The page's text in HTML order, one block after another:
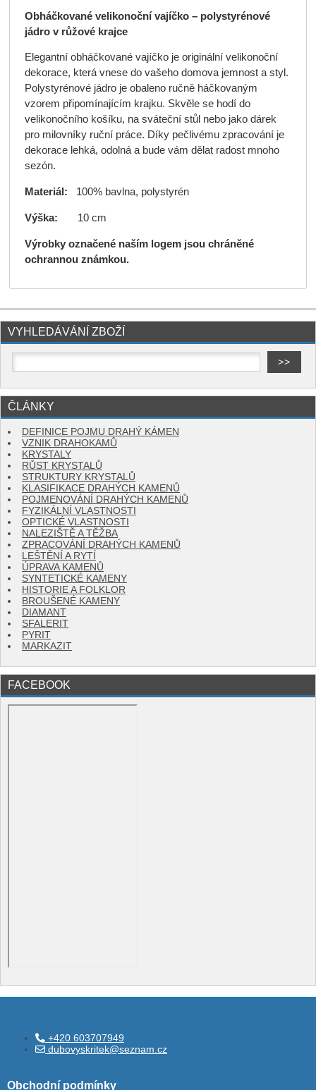
Obháčkované velikonoční vajíčko – polystyrénové
jádro v růžové krajce
Elegantní obháčkované vajíčko je originální velikonoční
dekorace, která vnese do vašeho domova jemnost a styl.
Polystyrénové jádro je obaleno ručně háčkovaným
vzorem připomínajícím krajku. Skvěle se hodí do
velikonočního košíku, na sváteční stůl nebo jako dárek
pro milovníky ruční práce. Díky pečlivému zpracování je
dekorace lehká, odolná a bude vám dělat radost mnoho
sezón.
Materiál: 100% bavlna, polystyrén
Výška: 10 cm
Výrobky označené naším logem jsou chráněné
ochrannou známkou.
VYHLEDÁVÁNÍ ZBOŽÍ
ČLÁNKY
DEFINICE POJMU DRAHÝ KÁMEN
VZNIK DRAHOKAMŮ
KRYSTALY
RŮST KRYSTALŮ
STRUKTURY KRYSTALŮ
KLASIFIKACE DRAHÝCH KAMENŮ
POJMENOVÁNÍ DRAHÝCH KAMENŮ
FYZIKÁLNÍ VLASTNOSTI
OPTICKÉ VLASTNOSTI
NALEZIŠTĚ A TĚŽBA
ZPRACOVÁNÍ DRAHÝCH KAMENŮ
LEŠTĚNÍ A RYTÍ
ÚPRAVA KAMENŮ
SYNTETICKÉ KAMENY
HISTORIE A FOLKLOR
BROUŠENÉ KAMENY
DIAMANT
SFALERIT
PYRIT
MARKAZIT
FACEBOOK
+420 603707949
dubovyskritek@seznam.cz
Obchodní podmínky